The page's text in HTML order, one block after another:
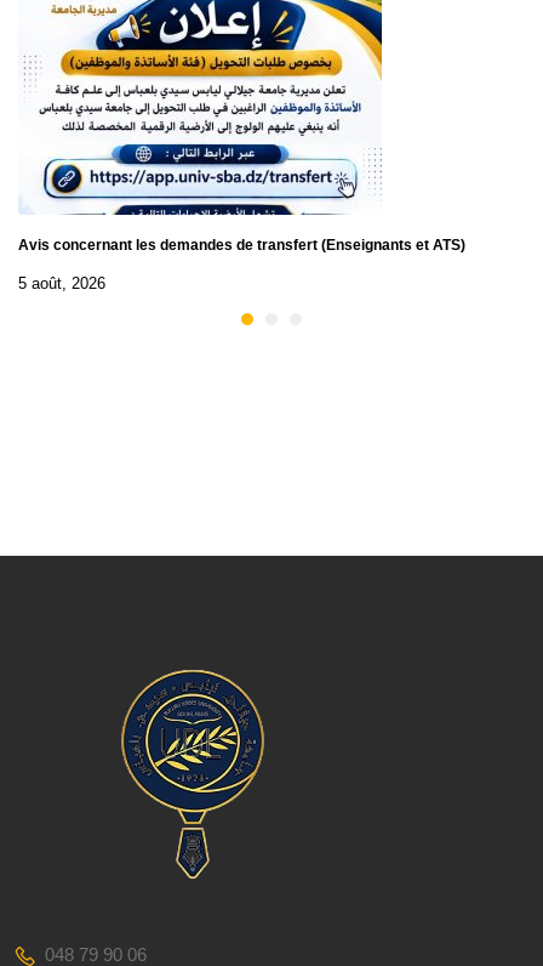
Avis concernant les demandes de transfert (Enseignants et ATS)
5 août, 2026
048 79 90 06